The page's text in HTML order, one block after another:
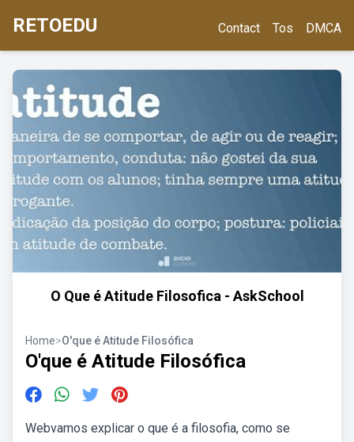
RETOEDU Contact Tos DMCA
O Que é Atitude Filosofica - AskSchool
Home>O'que é Atitude Filosófica
O'que é Atitude Filosófica
Webvamos explicar o que é a filosofia, como se